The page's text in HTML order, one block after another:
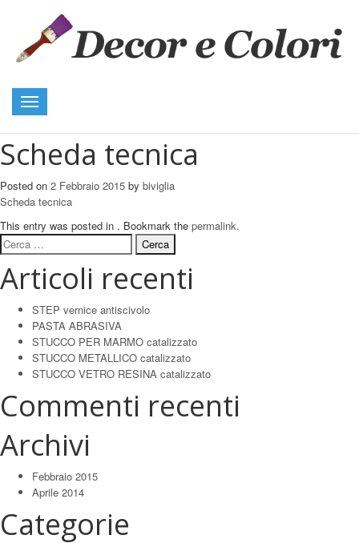
Toggle
navigation
Scheda tecnica
Posted on 2 Febbraio 2015 by biviglia
Scheda tecnica
This entry was posted in . Bookmark the permalink.
Ricerca
per:
Articoli recenti
STEP vernice antiscivolo
PASTA ABRASIVA
STUCCO PER MARMO catalizzato
STUCCO METALLICO catalizzato
STUCCO VETRO RESINA catalizzato
Commenti recenti
Archivi
Febbraio 2015
Aprile 2014
Categorie